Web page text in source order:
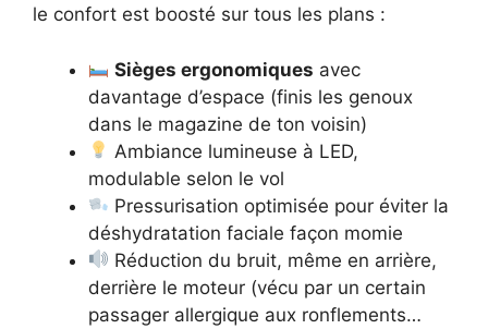
le confort est boosté sur tous les plans :
Sièges ergonomiques avec
davantage d’espace (finis les genoux
dans le magazine de ton voisin)
Ambiance lumineuse à LED,
modulable selon le vol
Pressurisation optimisée pour éviter la
déshydratation faciale façon momie
Réduction du bruit, même en arrière,
derrière le moteur (vécu par un certain
passager allergique aux ronflements…